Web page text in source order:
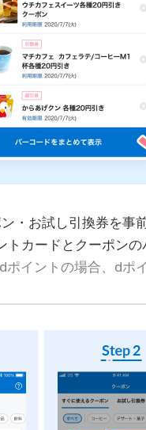
・お試し引換券を事
トカードとクーポン
ポイントの場合、dポ